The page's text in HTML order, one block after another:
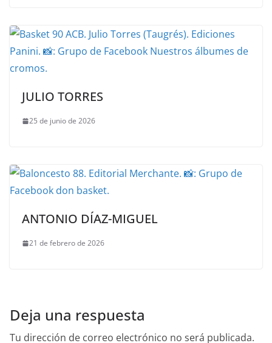
JULIO TORRES
25 de junio de 2026
ANTONIO DÍAZ-MIGUEL
21 de febrero de 2026
Deja una respuesta
Tu dirección de correo electrónico no será publicada.